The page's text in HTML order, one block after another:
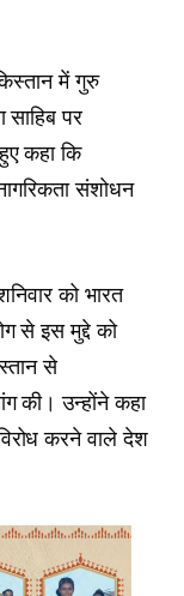
में गुरु
पर
कहा कि
संशोधन
को भारत
से इस मुद्दे को
से
की। उन्होंने कहा
करने वाले देश